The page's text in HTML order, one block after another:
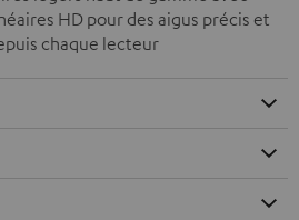
HD pour des aigus précis et
chaque lecteur